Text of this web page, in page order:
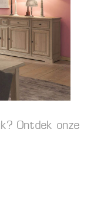
Ontdek onze